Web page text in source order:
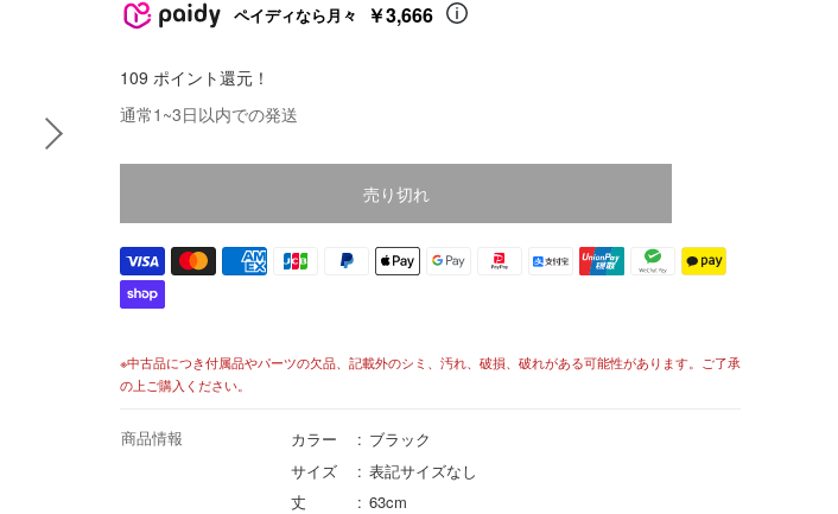
売
価
格
ペイディなら月々 ￥3,666
109 ポイント還元！
通常1~3日以内での発送
売り切れ
※中古品につき付属品やパーツの欠品、記載外のシミ、汚れ、破損、破れがある可能性があります。ご了承
の上ご購入ください。
商品情報 カラー
ブラック
サイズ
表記サイズなし
丈
63cm